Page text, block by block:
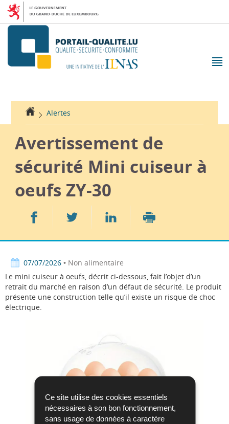
Ce site utilise des cookies essentiels
nécessaires à son bon fonctionnement,
sans usage de données à caractère
Aller
la
Aller
contenu
Accueil
Alertes
Avertissement de
sécurité Mini cuiseur à
oeufs ZY-30
Partager
Partager
Partager
07/07/2026 • Non alimentaire
Le mini cuiseur à oeufs, décrit ci-dessous, fait l’objet d’un
retrait du marché en raison d’un défaut de sécurité. Le produit
présente une construction telle qu’il existe un risque de choc
électrique.